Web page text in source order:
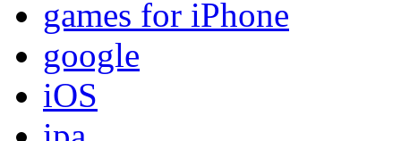
games for iPhone
google
iOS